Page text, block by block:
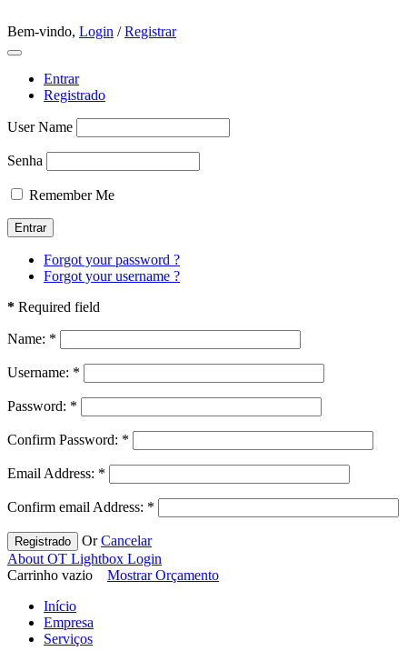
Bem-vindo, Login /Registrar
Entrar
Registrado
User Name
Senha
Remember Me
Forgot your password ?
Forgot your username ?
* Required field
Name: *
Username: *
Password: *
Confirm Password: *
Email Address: *
Confirm email Address: *
Registrado OrCancelar
About OT Lightbox Login
Carrinho vazio
Mostrar Orçamento
Início
Empresa
Serviços